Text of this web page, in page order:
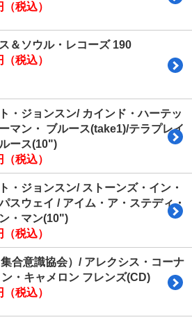
税込）
＆ソウル・レコーズ 190
税込）
・ジョンスン/ カインド・ハーテッ
ーマン・ ブルース(take1)/テラプレイ
ース(10")
税込）
・ジョンスン/ ストーンズ・イン・
スウェイ / アイム・ア・ステディ・
・マン(10")
税込）
合意識協会）/ アレクシス・コーナ
・キャメロン フレンズ(CD)
税込）